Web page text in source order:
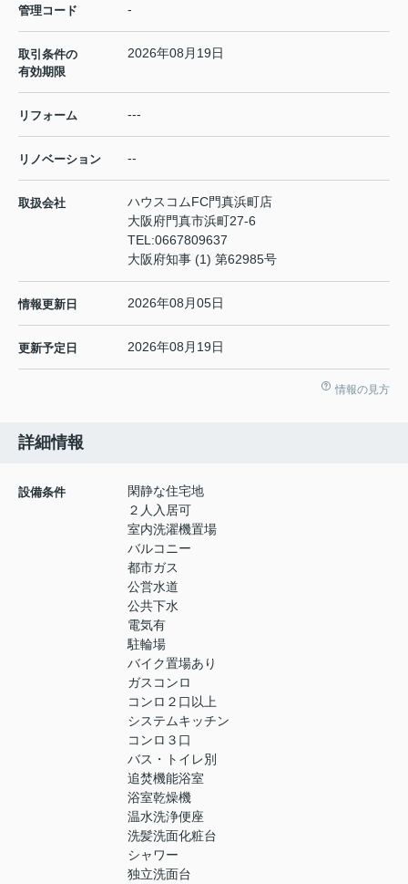
管理コード -
取引条件の
有効期限
2026年08月19日
リフォーム ---
リノベーション --
取扱会社
ハウスコムFC門真浜町店
大阪府門真市浜町27-6
TEL:0667809637
大阪府知事 (1) 第62985号
情報更新日 2026年08月05日
更新予定日 2026年08月19日
情報の見方
詳細情報
設備条件
閑静な住宅地
２人入居可
室内洗濯機置場
バルコニー
都市ガス
公営水道
公共下水
電気有
駐輪場
バイク置場あり
ガスコンロ
コンロ２口以上
システムキッチン
コンロ３口
バス・トイレ別
追焚機能浴室
浴室乾燥機
温水洗浄便座
洗髪洗面化粧台
シャワー
独立洗面台